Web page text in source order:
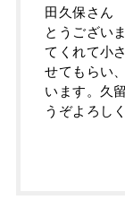
田久保さん
とうござい
てくれて小
せてもらい
います。久
うぞよろし